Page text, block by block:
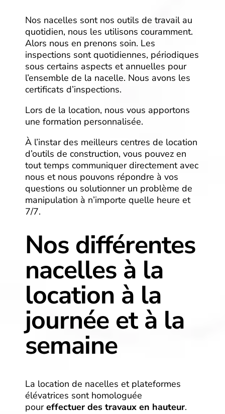
Nos nacelles sont nos outils de travail au
quotidien, nous les utilisons couramment.
Alors nous en prenons soin. Les
inspections sont quotidiennes, périodiques
sous certains aspects et annuelles pour
l’ensemble de la nacelle. Nous avons les
certificats d’inspections.
Lors de la location, nous vous apportons
une formation personnalisée.
À l’instar des meilleurs centres de location
d’outils de construction, vous pouvez en
tout temps communiquer directement avec
nous et nous pouvons répondre à vos
questions ou solutionner un problème de
manipulation à n’importe quelle heure et
7/7.
Nos différentes
nacelles à la
location à la
journée et à la
semaine
La location de nacelles et plateformes
élévatrices sont homologuée
pour effectuer des travaux en hauteur.